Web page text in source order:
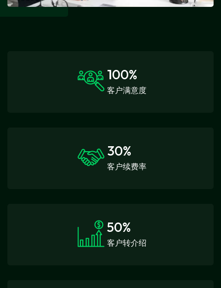
100%
客户满意度
30%
客户续费率
50%
客户转介绍